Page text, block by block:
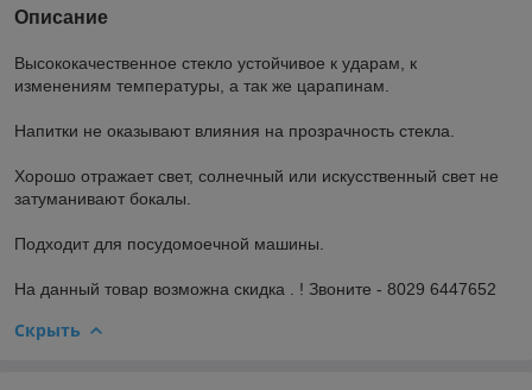
Описание
Высококачественное стекло устойчивое к ударам, к
изменениям температуры, а так же царапинам.
Напитки не оказывают влияния на прозрачность стекла.
Хорошо отражает свет, солнечный или искусственный свет не
затуманивают бокалы.
Подходит для посудомоечной машины.
На данный товар возможна скидка . ! Звоните - 8029 6447652
Скрыть